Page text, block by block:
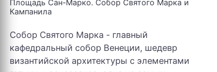
Площадь Сан-Марко. Собор Святого Марка и
Кампанила
Собор Святого Марка - главный
кафедральный собор Венеции, шедевр
византийской архитектуры с элементами